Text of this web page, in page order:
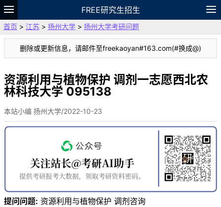
FREE研究生招生
题库
故事 专题 APP 笔记
VIP
资料
首页 > 江苏 > 扬州大学 > 扬州大学考研问题
删除或更新信息，请邮件至freekaoyan#163.com(#换成@)
资源利用与植物保护 调剂一志愿西北农
林科技大学 095138
本站小编 扬州大学/2022-10-23
提问问题: 资源利用与植物保护 调剂咨询